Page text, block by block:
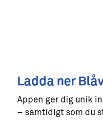
Ladda ner
Appen ger dig unik
– samtidigt som du